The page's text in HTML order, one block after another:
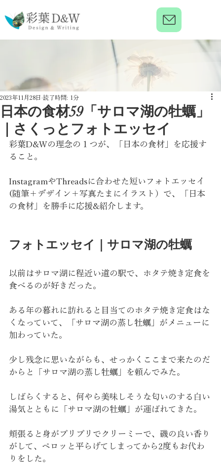
日本の食材59「サロマ湖の牡蠣」
｜さくっとフォトエッセイ
2023年11月28日 読了時間: 1分
彩葉D&Wの理念の１つが、「日本の食材」を応援す
ること。
InstagramやThreadsに合わせた短いフォトエッセイ
(随筆＋デザイン＋写真たまにイラスト）で、「日本
の食材」を勝手に応援&紹介します。
フォトエッセイ｜サロマ湖の牡蠣
以前はサロマ湖に程近い道の駅で、ホタテ焼き定食を
食べるのが好きだった。
ある年の暮れに訪れると目当てのホタテ焼き定食はな
くなっていて、「サロマ湖の蒸し牡蠣」がメニューに
加わっていた。
少し残念に思いながらも、せっかくここまで来たのだ
からと「サロマ湖の蒸し牡蠣」を頼んでみた。
しばらくすると、何やら美味しそうな匂いのする白い
湯気とともに「サロマ湖の牡蠣」が運ばれてきた。
頬張ると身がプリプリでクリーミーで、磯の良い香り
がして、ペロッと平らげてしまってから2度もお代わ
りをした。